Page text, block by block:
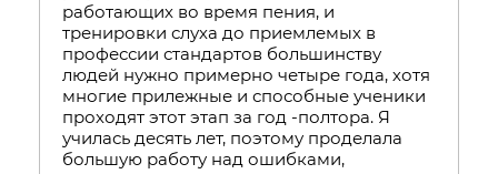
работающих во время пения, и
тренировки слуха до приемлемых в
профессии стандартов большинству
людей нужно примерно четыре года, хотя
многие прилежные и способные ученики
проходят этот этап за год -полтора. Я
училась десять лет, поэтому проделала
большую работу над ошибками,